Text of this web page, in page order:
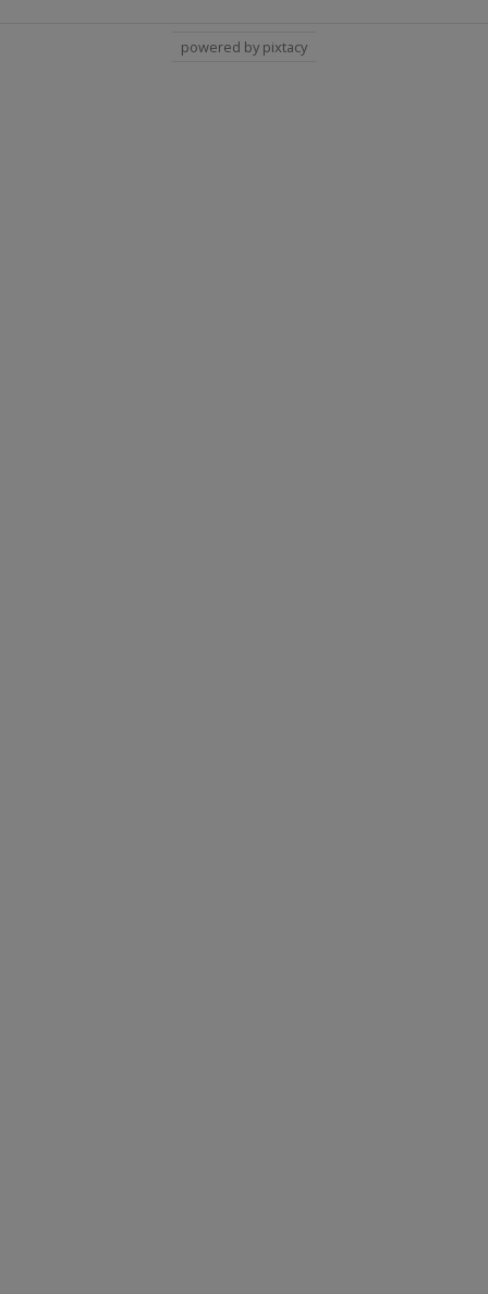
powered by pixtacy